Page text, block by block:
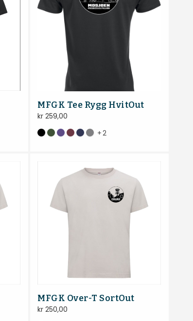
MFGK Tee Rygg HvitOut
kr 259,00
+2
MFGK Over-T SortOut
kr 250,00